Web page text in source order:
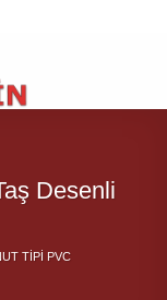
Desenli
TIPI PVC